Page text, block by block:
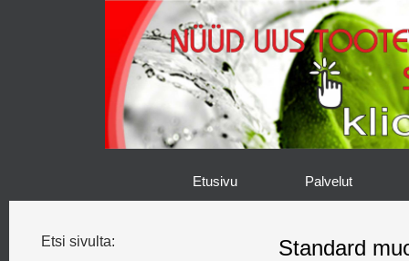
Etusivu Palvelut
Etsi sivulta: Standard